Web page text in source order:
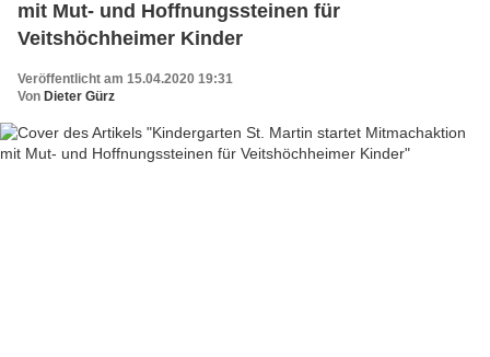
mit Mut- und Hoffnungssteinen für
Veitshöchheimer Kinder
Veröffentlicht am 15.04.2020 19:31
Von Dieter Gürz